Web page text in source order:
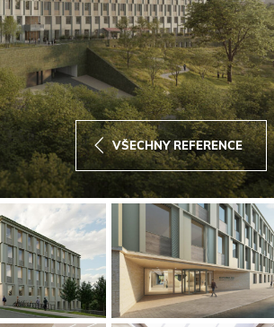
VŠECHNY REFERENCE